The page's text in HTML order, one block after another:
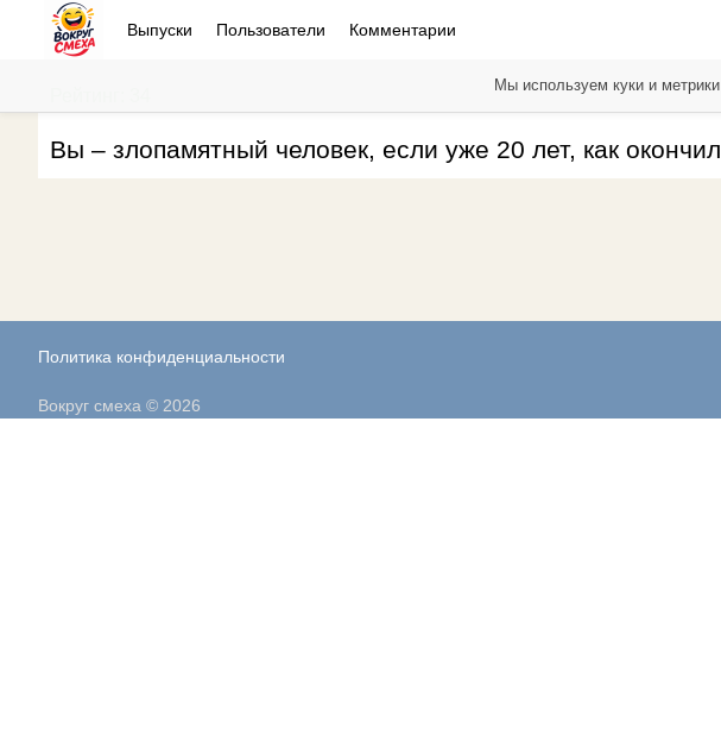
Выпуски Пользователи Комментарии
Вы – злопамятный человек, если уже 20 лет, как
Политика конфиденциальности
Мы используем куки и
Вокруг смеха © 2026